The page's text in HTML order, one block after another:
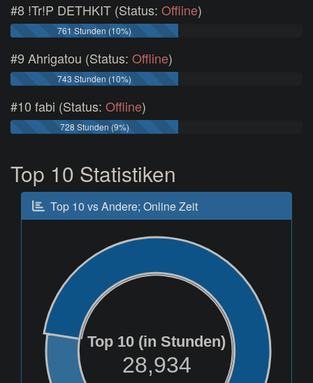
#8 !Tr!P DETHKIT (Status: Offline)
761 Stunden (10%)
#9 Ahrigatou (Status: Offline)
743 Stunden (10%)
#10 fabi (Status: Offline)
728 Stunden (9%)
Top 10 Statistiken
Top 10 vs Andere; Online Zeit
Top 10 (in Stunden)
28,934